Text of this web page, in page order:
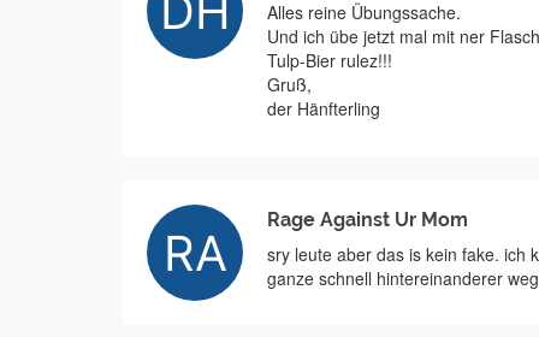
Alles reine Übungssache.
Und ich übe jetzt mal mit ner
Tulp-Bier rulez!!!
Gruß,
der Hänfterling
Rage Against Ur Mom
sry leute aber das is kein fake. ich
ganze schnell hintereinanderer